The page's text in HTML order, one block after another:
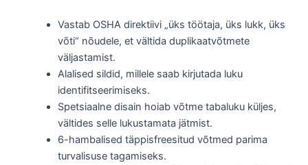
Vastab OSHA direktiivi „üks töötaja, üks lukk, üks
võti“ nõudele, et vältida duplikaatvõtmete
väljastamist.
Alalised sildid, millele saab kirjutada luku
identifitseerimiseks.
Spetsiaalne disain hoiab võtme tabaluku küljes,
vältides selle lukustamata jätmist.
6-hambalised täppisfreesitud võtmed parima
turvalisuse tagamiseks.